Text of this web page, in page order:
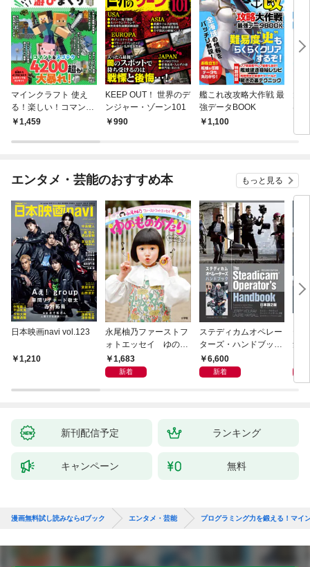
マインクラフト 使え
る！楽しい！コマンド
で游びまくり
1,459
KEEP OUT！ 世界のデ
ンジャー・ゾーン101
990
艦これ改攻略大作戦 最
強データBOOK
1,100
は
エンタメ・芸能のおすすめ本 もっと見る
日本映画navi vol.123
1,210
永尾柚乃ファーストフ
ォトエッセイ ゆのも
のがたり
1,683
新着
ステディカムオペレー
ターズ・ハンドブック
日本語版 電子版 第２
版
6,600
新着
集
ウ
【
新刊配信予定 ランキング
キャンペーン 無料
漫画無料試し読みならdブック エンタメ・芸能 プログラミング力を鍛える！マイ